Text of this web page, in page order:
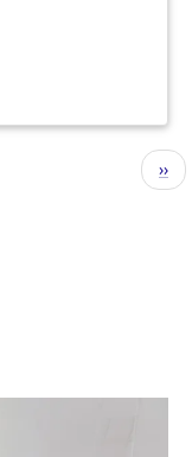
下
一
››